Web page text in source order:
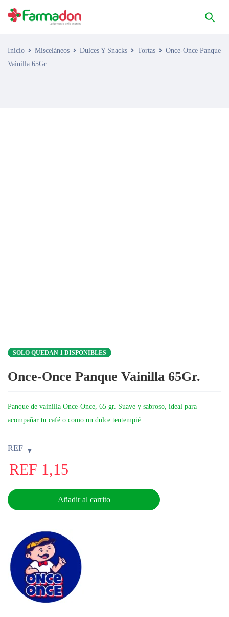
Inicio Misceláneos Dulces Y Snacks Tortas
Once-Once Panque
Vainilla 65Gr.
SOLO QUEDAN 1 DISPONIBLES
Once-Once Panque Vainilla 65Gr.
Panque de vainilla Once-Once, 65 gr. Suave y sabroso, ideal para
acompañar tu café o como un dulce tentempié.
REF
REF 1,15
Añadir al carrito